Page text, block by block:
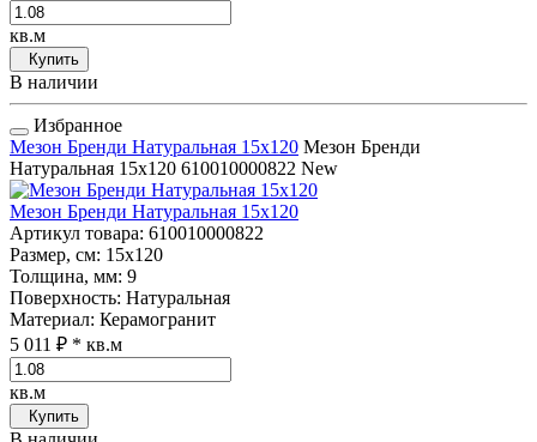
кв.м
Купить
В наличии
Избранное
Мезон Бренди Натуральная 15x120 Мезон Бренди
Натуральная 15x120 610010000822 New
Мезон Бренди Натуральная 15x120
Артикул товара: 610010000822
Размер, см: 15x120
Толщина, мм: 9
Поверхность: Натуральная
Материал: Керамогранит
5 011 ₽ * кв.м
кв.м
Купить